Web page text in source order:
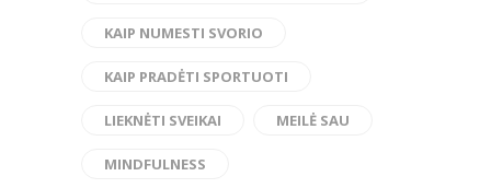
KAIP NUMESTI SVORIO
KAIP PRADĖTI SPORTUOTI
LIEKNĖTI SVEIKAI MEILĖ SAU
MINDFULNESS